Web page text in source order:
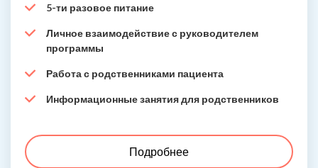
5-ти разовое питание
Личное взаимодействие с руководителем
программы
Работа с родственниками пациента
Информационные занятия для родственников
Подробнее